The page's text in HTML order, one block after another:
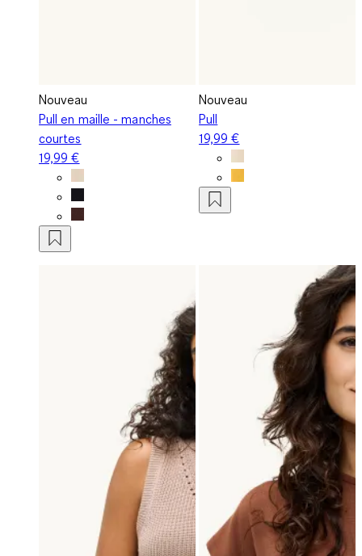
Nouveau
Pull en maille - manches
courtes
19,99 €
Nouveau
Pull
19,99 €